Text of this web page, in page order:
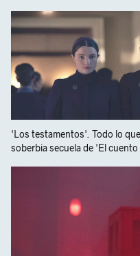
'Los testamentos'. Todo lo
soberbia secuela de 'El